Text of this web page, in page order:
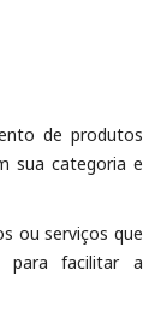
de produtos
sua categoria e
ou serviços que
para facilitar a